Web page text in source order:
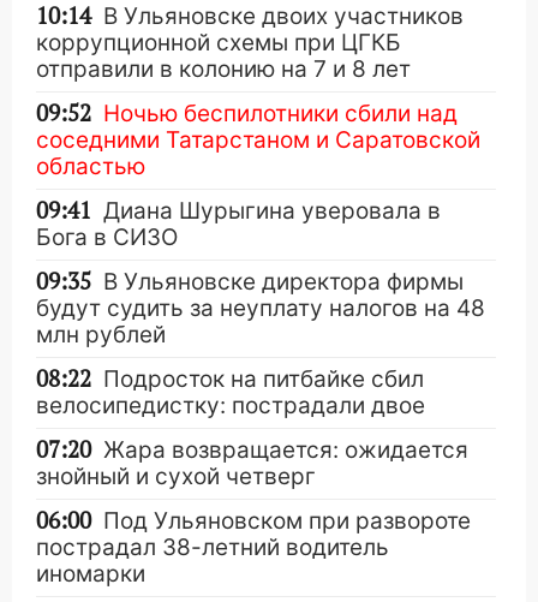
10:14 В Ульяновске двоих участников
коррупционной схемы при ЦГКБ
отправили в колонию на 7 и 8 лет
09:52 Ночью беспилотники сбили над
соседними Татарстаном и Саратовской
областью
09:41 Диана Шурыгина уверовала в
Бога в СИЗО
09:35 В Ульяновске директора фирмы
будут судить за неуплату налогов на 48
млн рублей
08:22 Подросток на питбайке сбил
велосипедистку: пострадали двое
07:20 Жара возвращается: ожидается
знойный и сухой четверг
06:00 Под Ульяновском при развороте
пострадал 38-летний водитель
иномарки